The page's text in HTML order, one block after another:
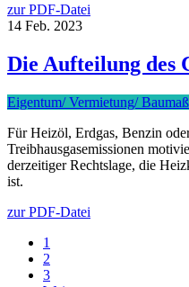
zur PDF-Datei
14 Feb. 2023
Die Aufteilung des
Eigentum/ Vermietung/
Für Heizöl, Erdgas, Benzin
Treibhausgasemissionen
derzeitiger Rechtslage, die
ist.
zur PDF-Datei
1
2
3